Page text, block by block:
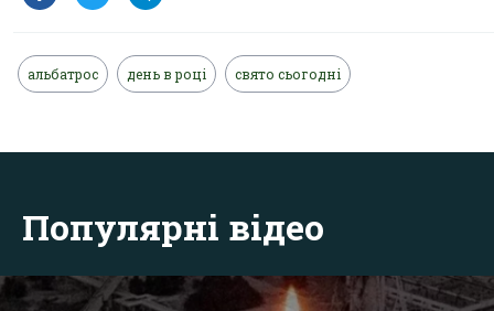
альбатрос день в році свято сьогодні
Популярні відео